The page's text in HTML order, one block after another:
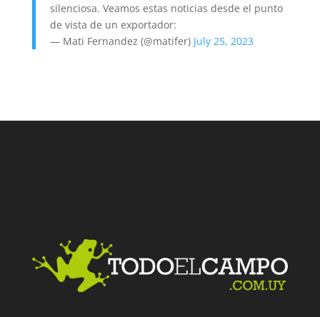
silenciosa. Veamos estas noticias desde el punto
de vista de un exportador:
— Mati Fernandez (@matifer) July 25, 2023